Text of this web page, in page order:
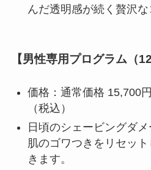
んだ透明感が続く贅沢な
【男性専用プログラム（
価格：通常価格 15,700
（税込）
日頃のシェービングダ
肌のゴワつきをリセッ
きます。